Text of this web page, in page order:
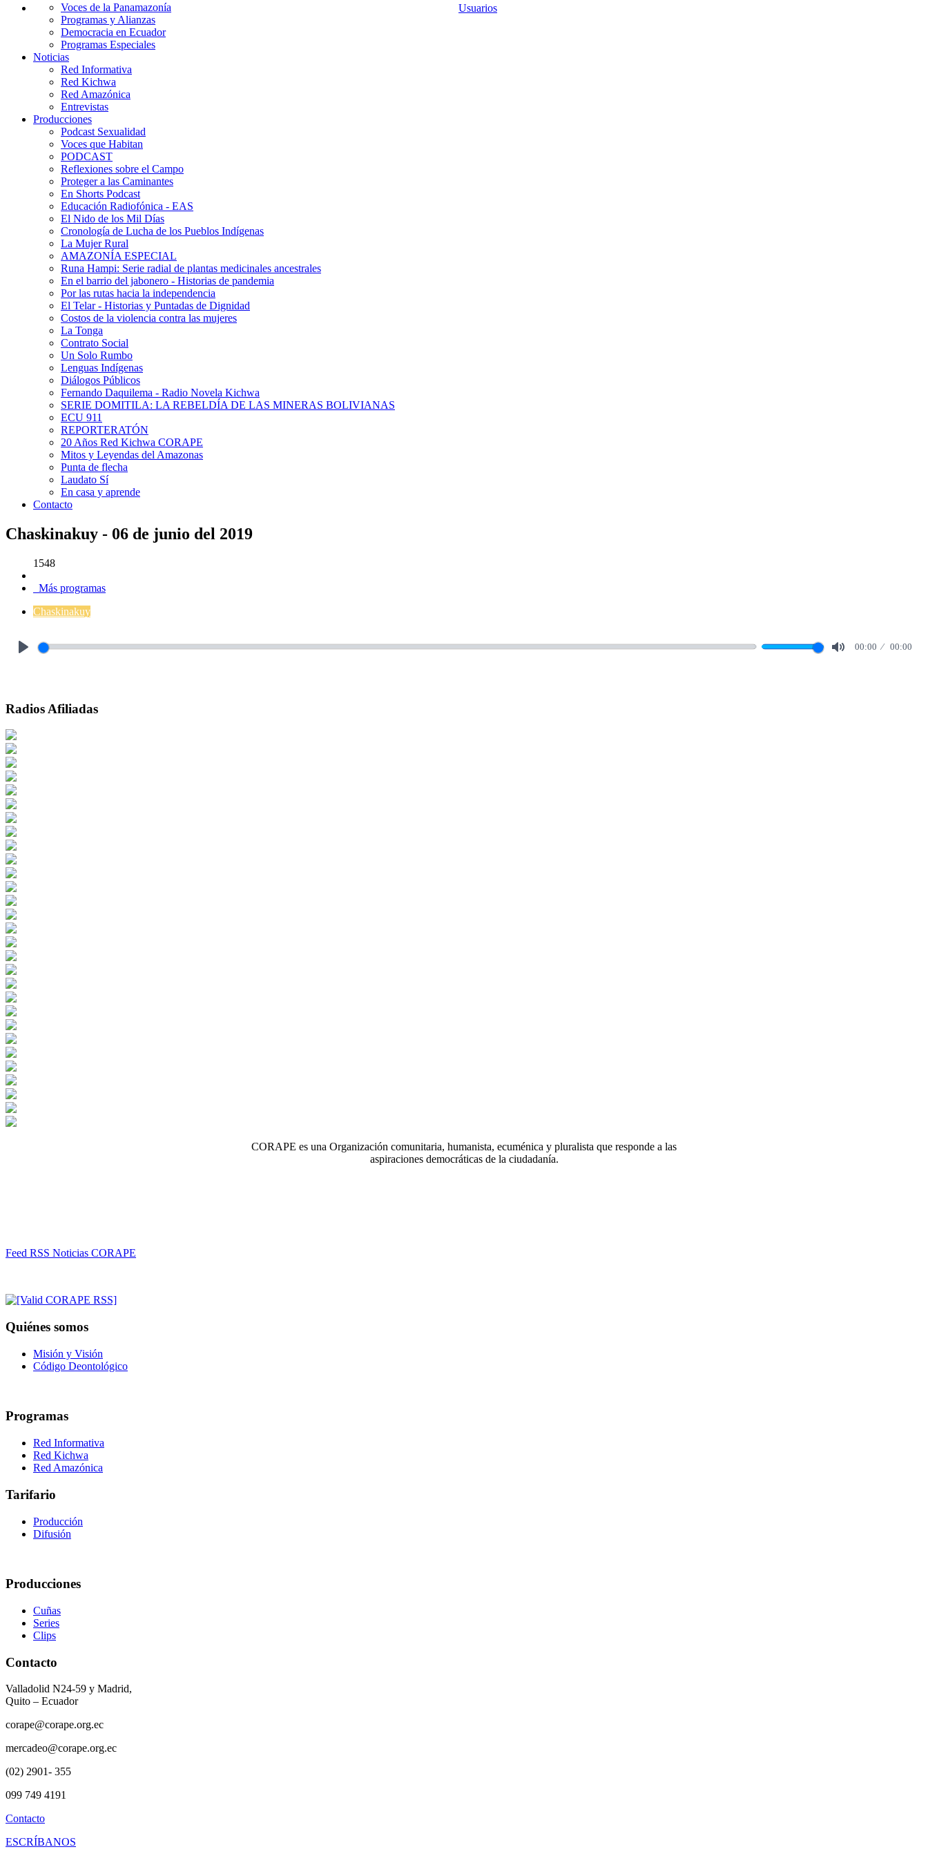
Usuarios
Voces de la Panamazonía
Programas y Alianzas
Democracia en Ecuador
Programas Especiales
Noticias
Red Informativa
Red Kichwa
Red Amazónica
Entrevistas
Producciones
Podcast Sexualidad
Voces que Habitan
PODCAST
Reflexiones sobre el Campo
Proteger a las Caminantes
En Shorts Podcast
Educación Radiofónica - EAS
El Nido de los Mil Días
Cronología de Lucha de los Pueblos Indígenas
La Mujer Rural
AMAZONÍA ESPECIAL
Runa Hampi: Serie radial de plantas medicinales ancestrales
En el barrio del jabonero - Historias de pandemia
Por las rutas hacia la independencia
El Telar - Historias y Puntadas de Dignidad
Costos de la violencia contra las mujeres
La Tonga
Contrato Social
Un Solo Rumbo
Lenguas Indígenas
Diálogos Públicos
Fernando Daquilema - Radio Novela Kichwa
SERIE DOMITILA: LA REBELDÍA DE LAS MINERAS BOLIVIANAS
ECU 911
REPORTERATÓN
20 Años Red Kichwa CORAPE
Mitos y Leyendas del Amazonas
Punta de flecha
Laudato Sí
En casa y aprende
Contacto
Chaskinakuy - 06 de junio del 2019
1548
Más programas
Chaskinakuy
00:00 00:00
Radios Afiliadas
CORAPE es una Organización comunitaria, humanista, ecuménica y pluralista que responde a las
aspiraciones democráticas de la ciudadanía.
Feed RSS Noticias CORAPE
Quiénes somos
Misión y Visión
Código Deontológico
Programas
Red Informativa
Red Kichwa
Red Amazónica
Tarifario
Producción
Difusión
Producciones
Cuñas
Series
Clips
Contacto
Valladolid N24-59 y Madrid,
Quito – Ecuador
corape@corape.org.ec
mercadeo@corape.org.ec
(02) 2901- 355
099 749 4191
Contacto
ESCRÍBANOS